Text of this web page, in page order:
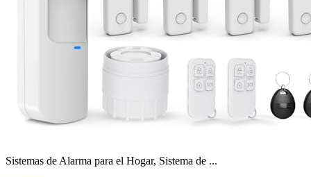
Sistemas de Alarma para el Hogar, Sistema de ...